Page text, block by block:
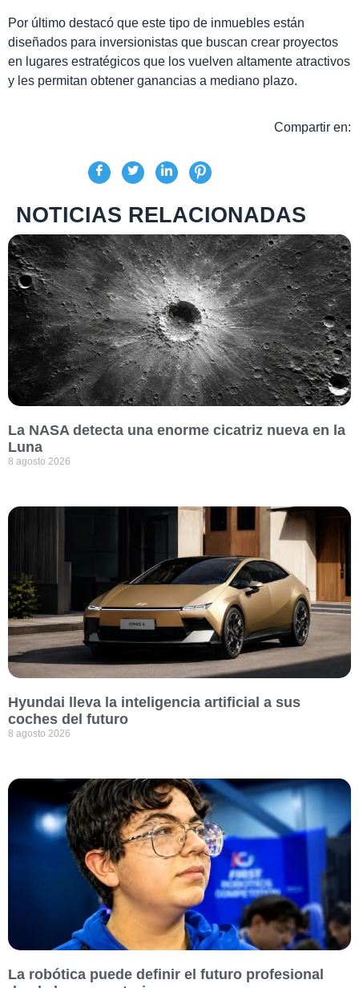
Por último destacó que este tipo de inmuebles están
diseñados para inversionistas que buscan crear proyectos
en lugares estratégicos que los vuelven altamente atractivos
y les permitan obtener ganancias a mediano plazo.
Compartir en:
NOTICIAS RELACIONADAS
La NASA detecta una enorme cicatriz nueva en la
Luna
8 agosto 2026
Hyundai lleva la inteligencia artificial a sus
coches del futuro
8 agosto 2026
La robótica puede definir el futuro profesional